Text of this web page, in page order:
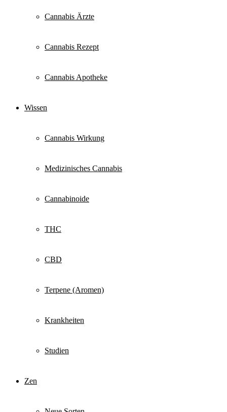
Cannabis Ärzte
Cannabis Rezept
Cannabis Apotheke
Wissen
Cannabis Wirkung
Medizinisches Cannabis
Cannabinoide
THC
CBD
Terpene (Aromen)
Krankheiten
Studien
Zen